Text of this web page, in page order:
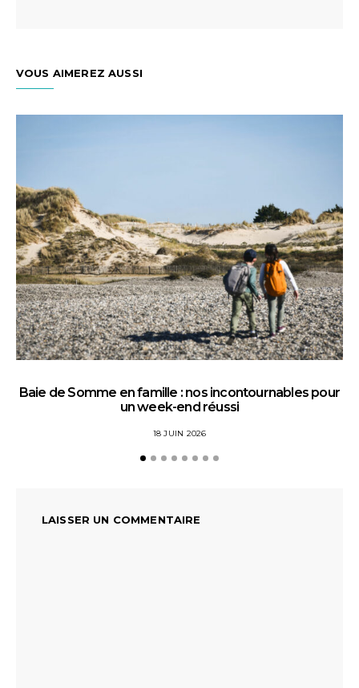
VOUS AIMEREZ AUSSI
Baie de Somme en famille : nos incontournables pour
un week-end réussi
18 JUIN 2026
LAISSER UN COMMENTAIRE